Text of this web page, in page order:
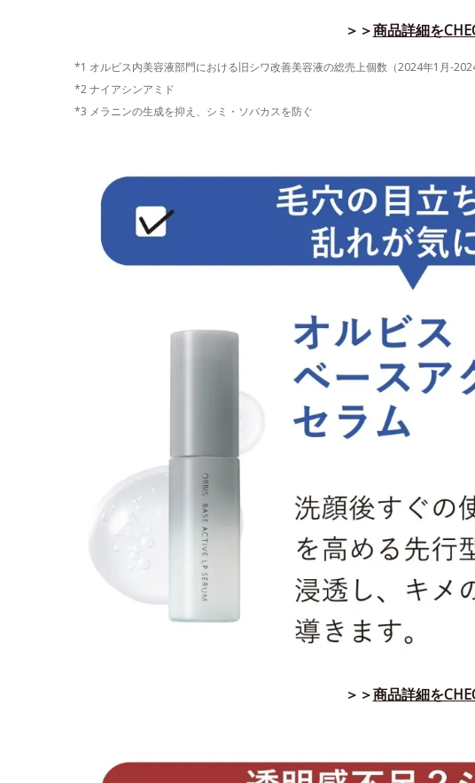
＞＞商品詳細を
*1 オルビス内美容液部門における旧シワ改善美容液の総売上個数（2024年1月-
*2 ナイアシンアミド
*3 メラニンの生成を抑え、シミ・ソバカスを防ぐ
＞＞商品詳細を